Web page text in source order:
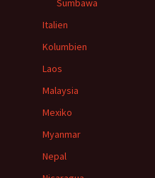
Sumbawa
Italien
Kolumbien
Laos
Malaysia
Mexiko
Myanmar
Nepal